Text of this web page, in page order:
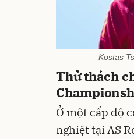
Kostas
Thử thách
Ở một cấp độ
nghiệt tại AS